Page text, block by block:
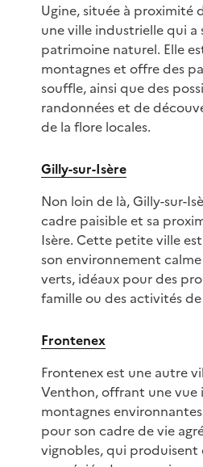
Ugine, située à proximité
une ville industrielle qui a
patrimoine naturel. Elle
montagnes et offre des
souffle, ainsi que des
randonnées et de
de la flore locales.
Gilly-sur-Isère
Non loin de là, Gilly-sur-
cadre paisible et sa
Isère. Cette petite ville
son environnement calme
verts, idéaux pour des
famille ou des activités
Frontenex
Frontenex est une autre
Venthon, offrant une vue
montagnes
pour son cadre de vie
vignobles, qui produisent